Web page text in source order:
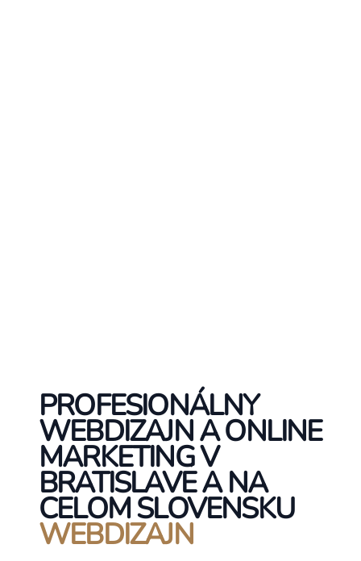
PROFESIONÁLNY
WEBDIZAJN A ONLINE
MARKETING V
BRATISLAVE A NA
CELOM SLOVENSKU
WEBDIZAJN